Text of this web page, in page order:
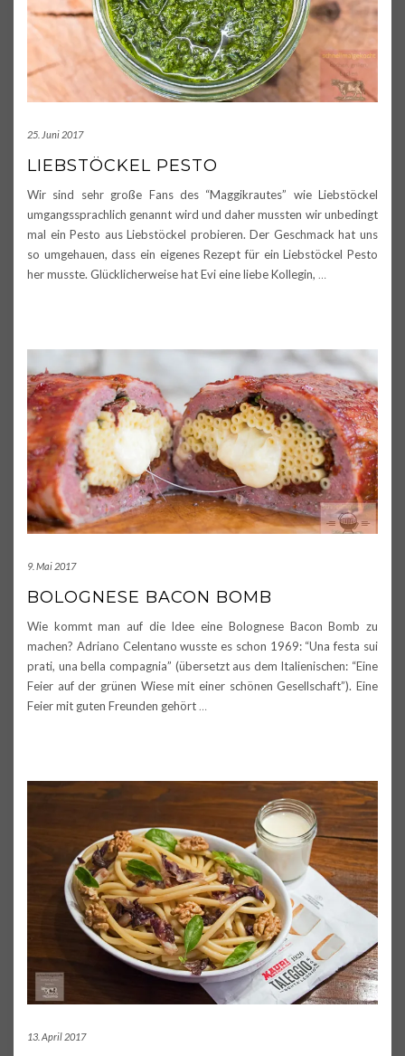
25. Juni 2017
LIEBSTÖCKEL PESTO
Wir sind sehr große Fans des “Maggikrautes” wie Liebstöckel
umgangssprachlich genannt wird und daher mussten wir unbedingt
mal ein Pesto aus Liebstöckel probieren. Der Geschmack hat uns
so umgehauen, dass ein eigenes Rezept für ein Liebstöckel Pesto
her musste. Glücklicherweise hat Evi eine liebe Kollegin, …
9. Mai 2017
BOLOGNESE BACON BOMB
Wie kommt man auf die Idee eine Bolognese Bacon Bomb zu
machen? Adriano Celentano wusste es schon 1969: “Una festa sui
prati, una bella compagnia” (übersetzt aus dem Italienischen: “Eine
Feier auf der grünen Wiese mit einer schönen Gesellschaft”). Eine
Feier mit guten Freunden gehört …
13. April 2017